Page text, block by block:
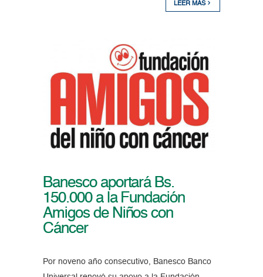
LEER MÁS
Banesco aportará Bs.
150.000 a la Fundación
Amigos de Niños con
Cáncer
Por noveno año consecutivo, Banesco Banco